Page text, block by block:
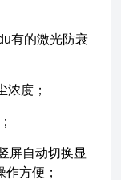
有的激光防衰
度；
屏自动切换显
方便；